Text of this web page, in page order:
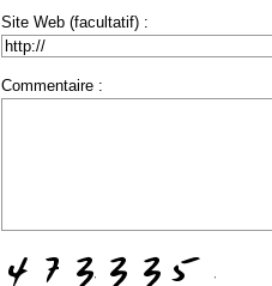
Site Web (facultatif) :
Commentaire :